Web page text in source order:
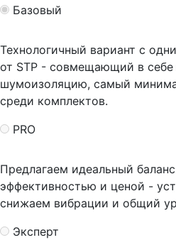
Базовый
Технологичный вариант с
от STP - совмещающий в
шумоизоляцию, самый
среди комплектов.
PRO
Предлагаем идеальный
эффективностью и ценой -
снижаем вибрации и общий
Эксперт